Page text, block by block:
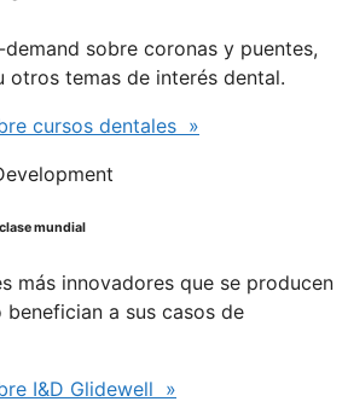
sobre coronas y puentes,
otros temas de interés dental.
cursos dentales »
mundial
más innovadores que se producen
a sus casos de
I&D Glidewell »